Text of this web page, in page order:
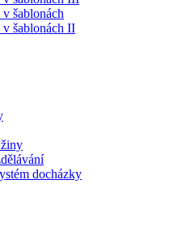
šablonách
v šablonách II
docházky